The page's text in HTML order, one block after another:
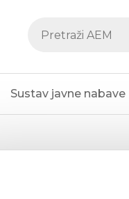
Sustav javne nabave